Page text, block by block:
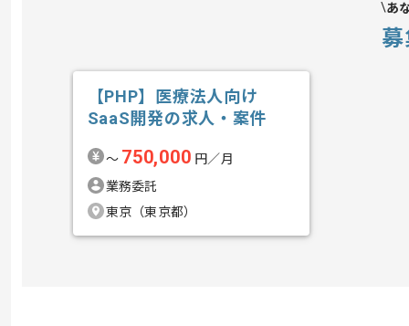
あ
【PHP】医療法人向け
SaaS開発の求人・案件
〜 750,000 円／月
業務委託
東京（東京都）